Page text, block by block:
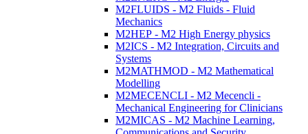
M2FLUIDS - M2 Fluids - Fluid
Mechanics
M2HEP - M2 High Energy physics
M2ICS - M2 Integration, Circuits and
Systems
M2MATHMOD - M2 Mathematical
Modelling
M2MECENCLI - M2 Mecencli -
Mechanical Engineering for Clinicians
M2MICAS - M2 Machine Learning,